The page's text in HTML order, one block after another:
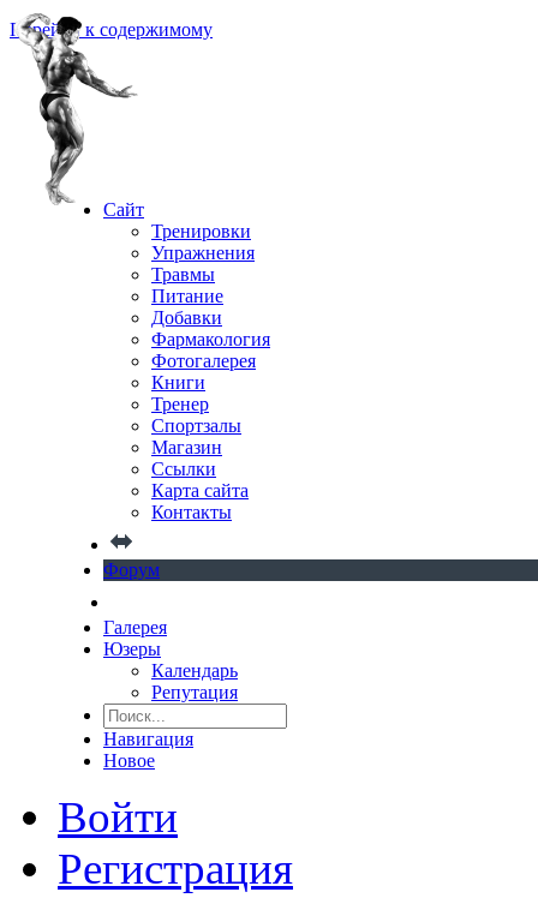
Перейти к содержимому
Сайт
Тренировки
Упражнения
Травмы
Питание
Добавки
Фармакология
Фотогалерея
Книги
Тренер
Спортзалы
Магазин
Ссылки
Карта сайта
Контакты
Форум
Галерея
Юзеры
Календарь
Репутация
Навигация
Новое
Войти
Регистрация